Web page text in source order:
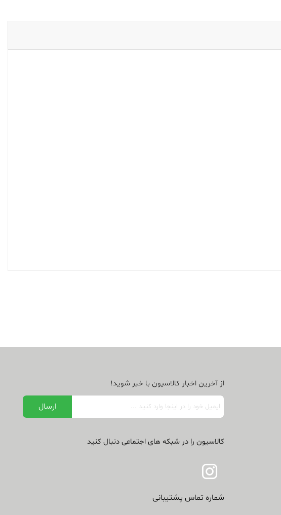
از آخرین اخبار کالاسیون با خبر شوید!
کالاسیون را در شبکه های اجتماعی دنبال کنید
شماره تماس پشتیبانی